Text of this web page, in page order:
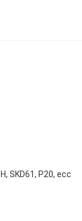
SKD61, P20, ecc